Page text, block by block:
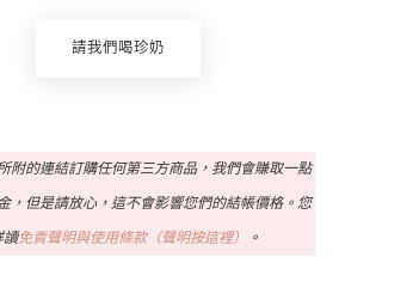
請我們喝珍奶
附的連結訂購任何第三方商品，我們會賺取一點
，但是請放心，這不會影響您們的結帳價格。您
讀免責聲明與使用條款（聲明按這裡） 。